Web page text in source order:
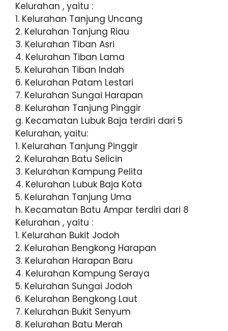
Kelurahan , yaitu :
1. Kelurahan Tanjung Uncang
2. Kelurahan Tanjung Riau
3. Kelurahan Tiban Asri
4. Kelurahan Tiban Lama
5. Kelurahan Tiban Indah
6. Kelurahan Patam Lestari
7. Kelurahan Sungai Harapan
8. Kelurahan Tanjung Pinggir
g. Kecamatan Lubuk Baja terdiri dari 5
Kelurahan, yaitu:
1. Kelurahan Tanjung Pinggir
2. Kelurahan Batu Selicin
3. Kelurahan Kampung Pelita
4. Kelurahan Lubuk Baja Kota
5. Kelurahan Tanjung Uma
h. Kecamatan Batu Ampar terdiri dari 8
Kelurahan , yaitu :
1. Kelurahan Bukit Jodoh
2. Kelurahan Bengkong Harapan
3. Kelurahan Harapan Baru
4. Kelurahan Kampung Seraya
5. Kelurahan Sungai Jodoh
6. Kelurahan Bengkong Laut
7. Kelurahan Bukit Senyum
8. Kelurahan Batu Merah